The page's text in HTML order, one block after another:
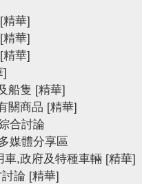
[精華]
[精華]
[精華]
]
船隻 [精華]
關商品 [精華]
合討論
媒體分享區
車,政府及特種車輛 [精華]
論 [精華]